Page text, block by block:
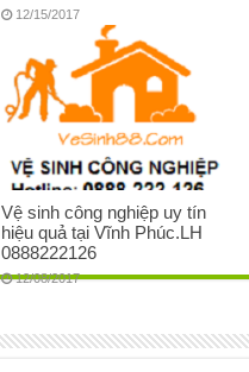
12/15/2017
Vệ sinh công nghiệp uy tín
hiệu quả tại Vĩnh Phúc.LH
0888222126
12/08/2017